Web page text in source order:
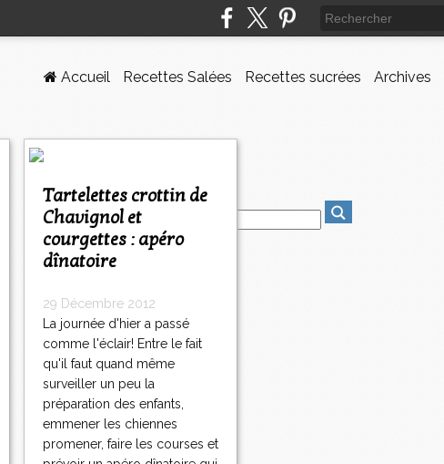
Accueil Recettes Salées Recettes sucrées Archives
Tartelettes crottin de
Chavignol et
courgettes : apéro
dînatoire
29 Décembre 2012
La journée d'hier a passé
comme l'éclair! Entre le fait
qu'il faut quand même
surveiller un peu la
préparation des enfants,
emmener les chiennes
promener, faire les courses et